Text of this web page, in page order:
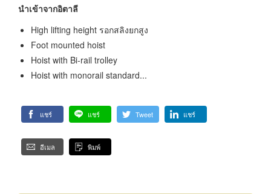
นำเข้าจากอิตาลี
High lifting height รอกสลิงยกสูง
Foot mounted hoist
Hoist with Bi-rail trolley
Hoist with monorail standard...
แชร์ แชร์ Tweet แชร์
อีเมล พิมพ์